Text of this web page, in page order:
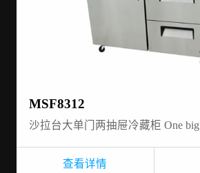
MSF8312
查看详情